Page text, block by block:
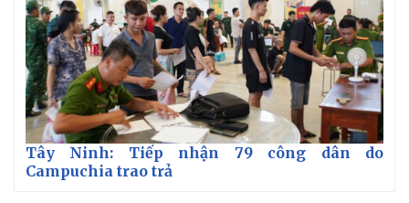
Quan sát
Cuộc sống đó đây
Hồ sơ
Video
Ảnh
E-Magazine
Infographic
Tây Ninh: Tiếp nhận 79 công dân do
Campuchia trao trả